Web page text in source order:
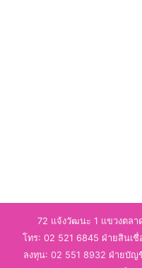
72 แจ้งวัฒนะ 1 แขวงตลา
โทร: 02 521 6845 ฝ่ายสินเชื่
ลงทุน: 02 551 8932 ฝ่ายบัญ